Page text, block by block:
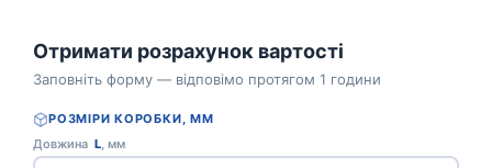
Отримати розрахунок вартості
Заповніть форму — відповімо протягом 1 години
РОЗМІРИ КОРОБКИ, ММ
Довжина L, мм